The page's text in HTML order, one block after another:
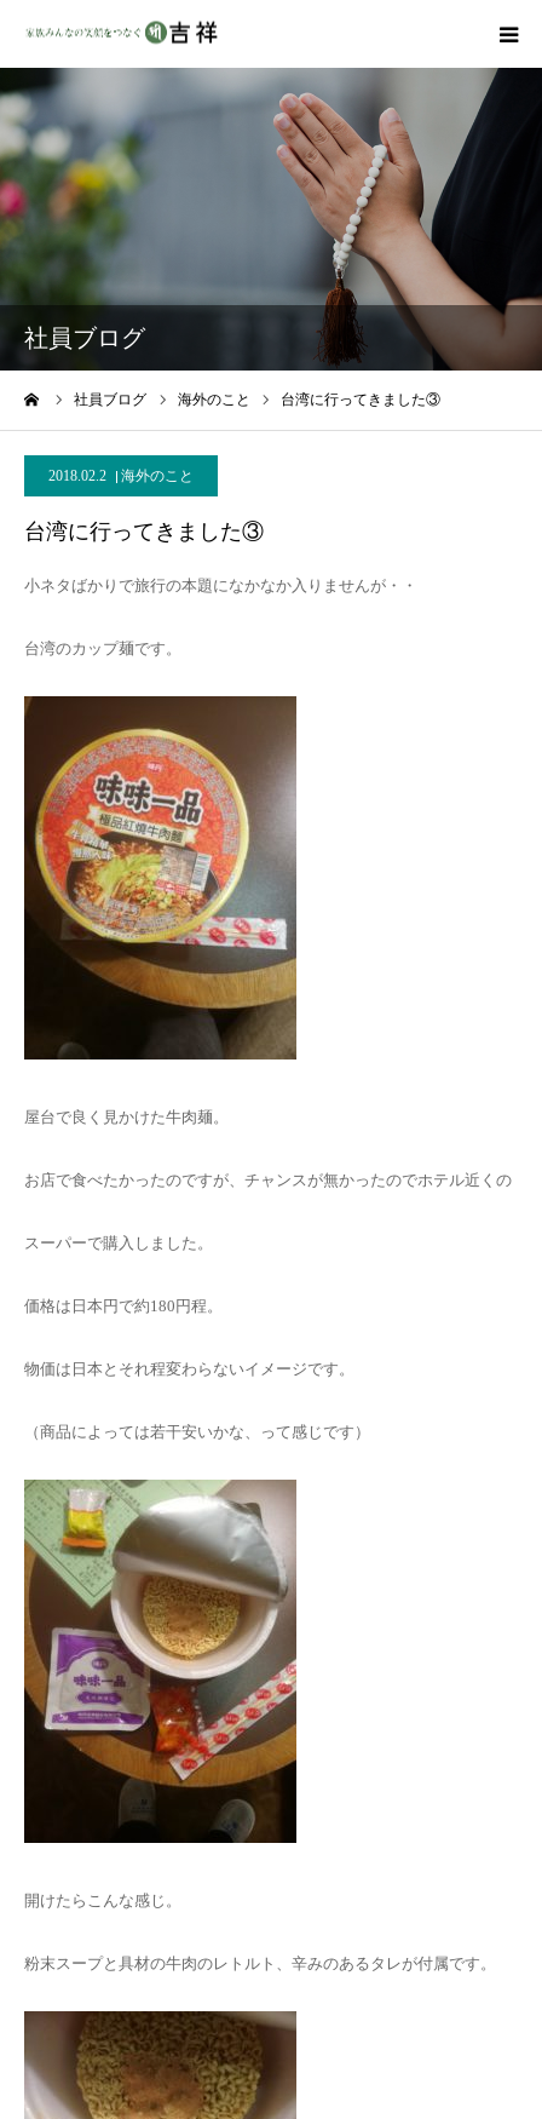
社員ブログ
社員ブログ 海外のこと 台湾に行ってきました③
2018.02.2 海外のこと
台湾に行ってきました③
小ネタばかりで旅行の本題になかなか入りませんが・・
台湾のカップ麺です。
屋台で良く見かけた牛肉麺。
お店で食べたかったのですが、チャンスが無かったのでホテル近くの
スーパーで購入しました。
価格は日本円で約180円程。
物価は日本とそれ程変わらないイメージです。
（商品によっては若干安いかな、って感じです）
開けたらこんな感じ。
粉末スープと具材の牛肉のレトルト、辛みのあるタレが付属です。
商品ラインナップ
墓地・霊園を探す
吉祥の特徴